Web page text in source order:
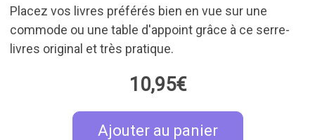
Placez vos livres préférés bien en vue sur une
commode ou une table d'appoint grâce à ce serre-
livres original et très pratique.
10,95€
Ajouter au panier